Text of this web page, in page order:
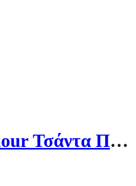
Under Armour Τσάντα Πλάτης Γυμναστηρίου 1240539-010 Μαύρη